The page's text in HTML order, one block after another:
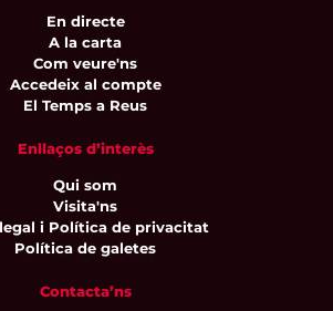
En directe
A la carta
Com veure'ns
Accedeix al compte
El Temps a Reus
Enllaços d’interès
Qui som
Visita'ns
i Política de privacitat
Política de galetes
Contacta’ns